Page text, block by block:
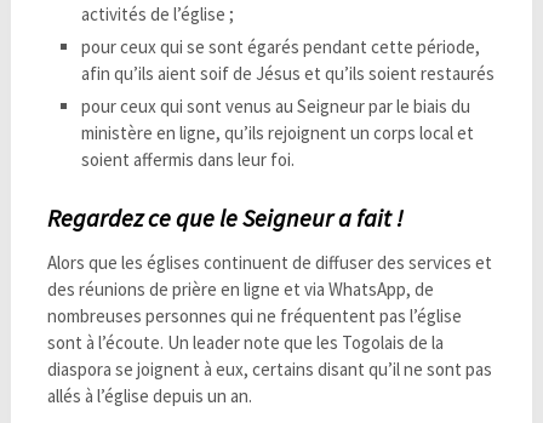
activités de l’église ;
pour ceux qui se sont égarés pendant cette période,
afin qu’ils aient soif de Jésus et qu’ils soient restaurés
pour ceux qui sont venus au Seigneur par le biais du
ministère en ligne, qu’ils rejoignent un corps local et
soient affermis dans leur foi.
Regardez ce que le Seigneur a fait !
Alors que les églises continuent de diffuser des services et
des réunions de prière en ligne et via WhatsApp, de
nombreuses personnes qui ne fréquentent pas l’église
sont à l’écoute. Un leader note que les Togolais de la
diaspora se joignent à eux, certains disant qu’il ne sont pas
allés à l’église depuis un an.